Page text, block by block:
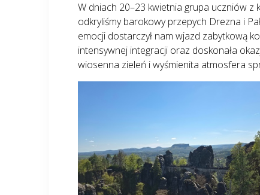
W dniach 20–23 kwietnia grupa uczniów z
odkryliśmy barokowy przepych Drezna i
emocji dostarczył nam wjazd zabytkową
intensywnej integracji oraz doskonała
wiosenna zieleń i wyśmienita atmosfera